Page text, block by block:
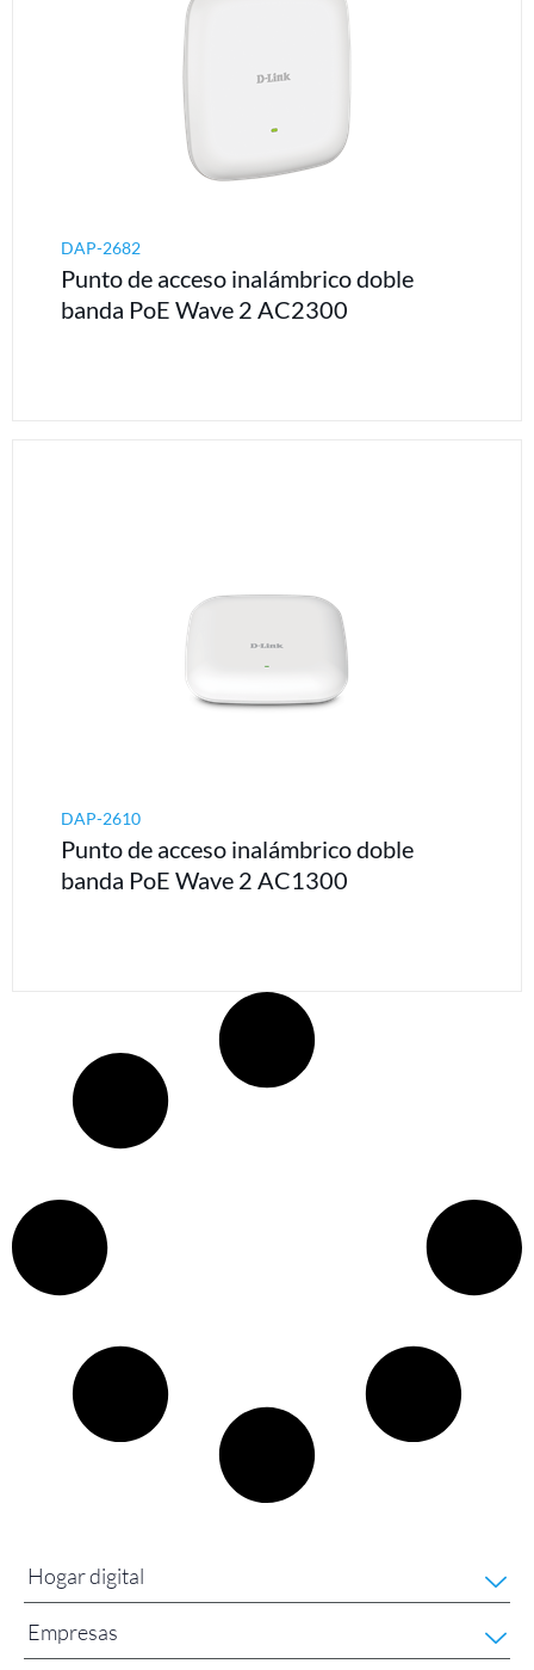
DAP-2682
Punto de acceso inalámbrico doble
banda PoE Wave 2 AC2300
DAP-2610
Punto de acceso inalámbrico doble
banda PoE Wave 2 AC1300
Hogar digital
Empresas